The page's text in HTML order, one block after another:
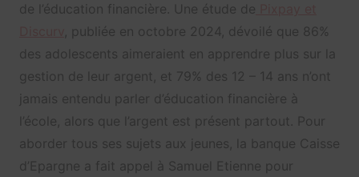
de l’éducation financière. Une étude de
, publiée en octobre 2024, dévoilé que 86%
des adolescents aimeraient en apprendre plus sur la
gestion de leur argent, et 79% des 12 – 14 ans n’ont
jamais entendu parler d’éducation financière à
l’école, alors que l’argent est présent partout. Pour
aborder tous ses sujets aux jeunes, la banque Caisse
d’Epargne a fait appel à Samuel Etienne pour